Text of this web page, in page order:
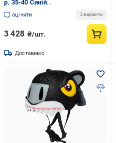
р. 35-40 Синій
(UFC759425F16F4C.0 - 2)
оцінити 2 варіанти
3 428 ₴/шт.
Доставимо